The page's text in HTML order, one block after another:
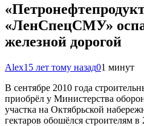
«ЛенСпецСМУ»
железной дорогой
Alex15 лет тому назад01 минут
В сентябре 2010 года
приобрёл у Министерства
участка на Октябрьской
гектаров обошёлся строителям